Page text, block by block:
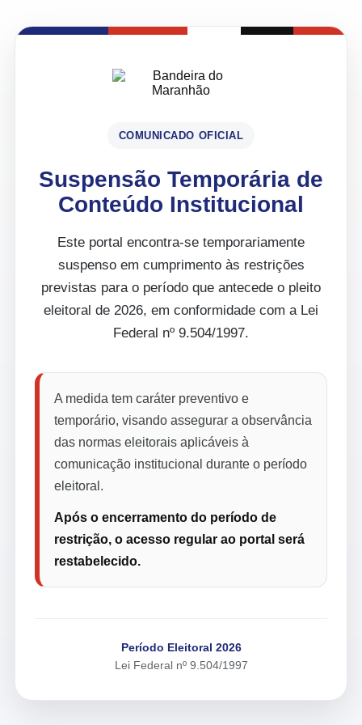
COMUNICADO OFICIAL
Suspensão Temporária de
Conteúdo Institucional
Este portal encontra-se temporariamente
suspenso em cumprimento às restrições
previstas para o período que antecede o pleito
eleitoral de 2026, em conformidade com a Lei
Federal nº 9.504/1997.
A medida tem caráter preventivo e
temporário, visando assegurar a observância
das normas eleitorais aplicáveis à
comunicação institucional durante o período
eleitoral.
Após o encerramento do período de
restrição, o acesso regular ao portal será
restabelecido.
Período Eleitoral 2026
Lei Federal nº 9.504/1997